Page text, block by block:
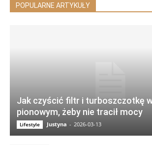
POPULARNE ARTYKUŁY
Jak czyścić filtr i turboszczotkę
pionowym, żeby nie tracił mocy
Lifestyle Justyna - 2026-03-13